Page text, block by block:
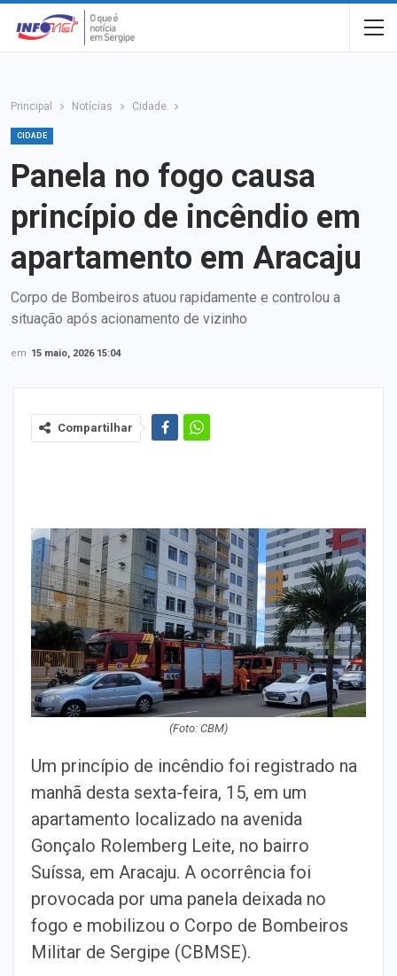
Principal Notícias Cidade
CIDADE
Panela no fogo causa
princípio de incêndio em
apartamento em Aracaju
Corpo de Bombeiros atuou rapidamente e controlou a
situação após acionamento de vizinho
em 15 maio, 2026 15:04
Compartilhar
(Foto: CBM)
Um princípio de incêndio foi registrado na
manhã desta sexta-feira, 15, em um
apartamento localizado na avenida
Gonçalo Rolemberg Leite, no bairro
Suíssa, em Aracaju. A ocorrência foi
provocada por uma panela deixada no
fogo e mobilizou o Corpo de Bombeiros
Militar de Sergipe (CBMSE).